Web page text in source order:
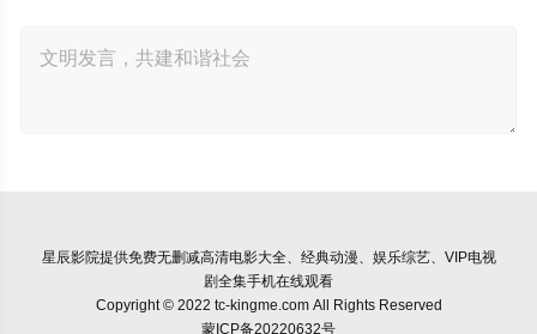
星辰影院提供免费无删减高清电影大全、经典动漫、娱乐综艺、VIP电视
剧全集手机在线观看
Copyright © 2022 tc-kingme.com All Rights Reserved
蒙ICP备20220632号